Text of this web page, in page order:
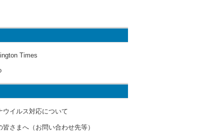
Times
ウイルス対応について
皆さまへ（お問い合わせ先等）